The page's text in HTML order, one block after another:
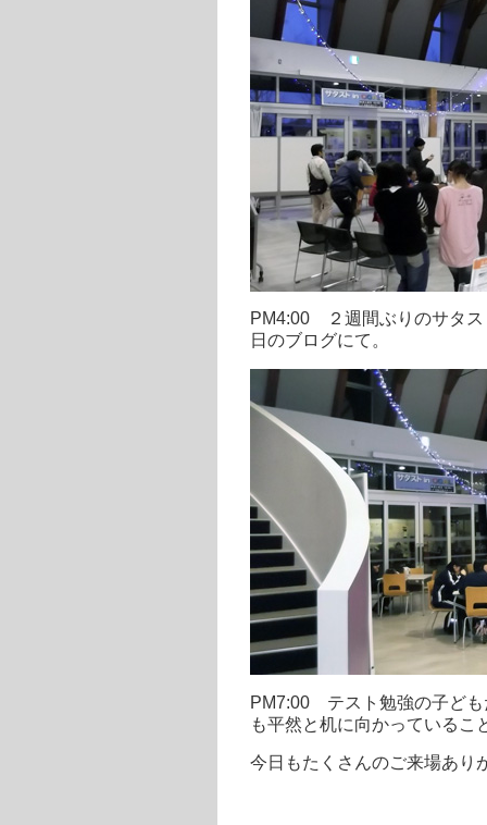
PM4:00 ２週間ぶりのサタス
日のブログにて。
PM7:00 テスト勉強の子ども
も平然と机に向かっているこ
今日もたくさんのご来場あ